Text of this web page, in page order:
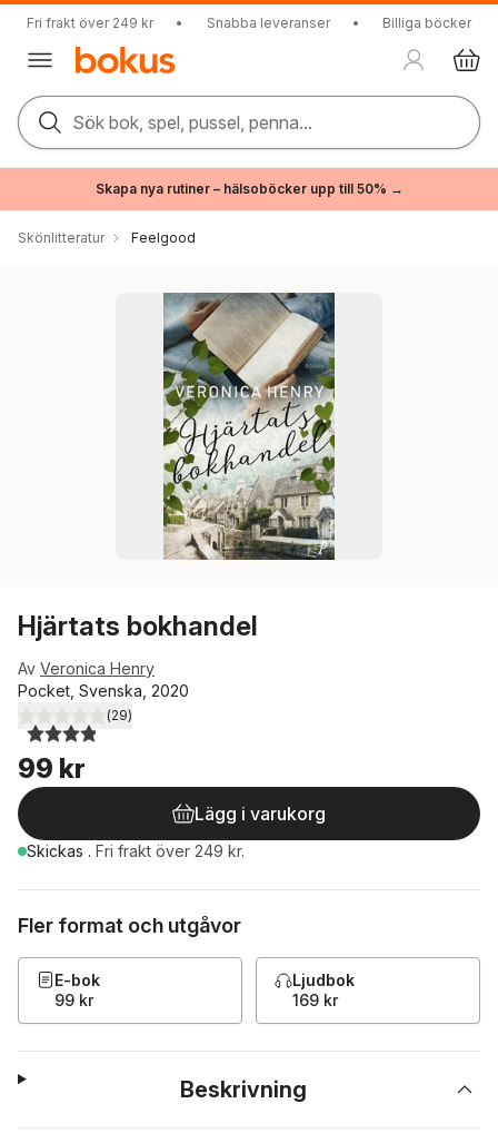
Fri frakt över 249 kr • Snabba leveranser • Billiga böcker
Sök bok, spel, pussel, penna...
Skapa nya rutiner – hälsoböcker upp till 50% →
Skönlitteratur Feelgood
Hjärtats bokhandel
Av Veronica Henry
Pocket, Svenska, 2020
3,9utav 5 stjärnor. Totalt antal röster:
(29)
99 kr
Lägg i varukorg
Skickas . Fri frakt över 249 kr.
Fler format och utgåvor
E-bok
99 kr
Ljudbok
169 kr
Beskrivning